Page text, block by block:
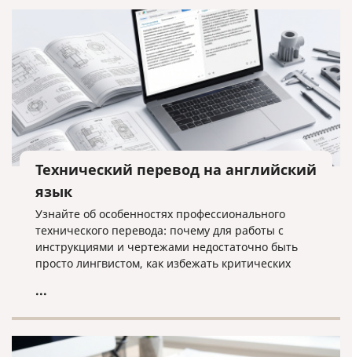
Технический перевод на английский
язык
Узнайте об особенностях профессионального
технического перевода: почему для работы с
инструкциями и чертежами недостаточно быть
просто лингвистом, как избежать критических
получения качественного результата при работе с
...